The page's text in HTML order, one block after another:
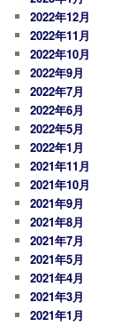
2022年12月
2022年11月
2022年10月
2022年9月
2022年7月
2022年6月
2022年5月
2022年1月
2021年11月
2021年10月
2021年9月
2021年8月
2021年7月
2021年5月
2021年4月
2021年3月
2021年1月